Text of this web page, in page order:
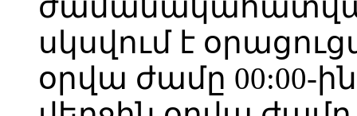
սկսվում է
օրվա ժամը 00:00-